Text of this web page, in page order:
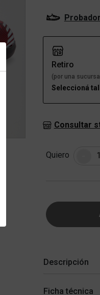
Retiro
(por una
Seleccioná
Consultar
Quiero
Descripción
Ficha técnica